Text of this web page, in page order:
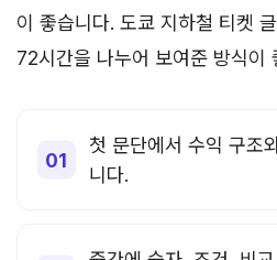
이 좋습니다. 도쿄 지하철 티켓
72시간을 나누어 보여준 방식이
첫 문단에서 수익 구조
니다.